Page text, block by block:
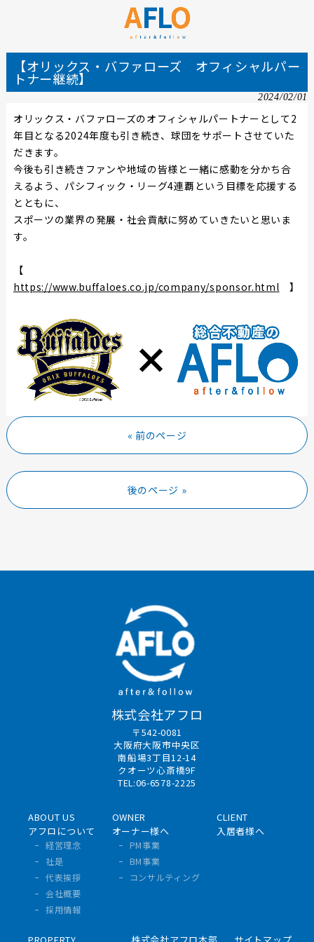
【オリックス・バファローズ オフィシャルパー
トナー継続】
2024/02/01
オリックス・バファローズのオフィシャルパートナーとして 2
年目となる2024年度も引き続き、球団をサポートさせていた
だきます。
今後も引き続きファンや地域の皆様と一緒に感動を分かち合
えるよう、 パシフィック・リーグ4連覇という目標を応援する
とともに、
スポーツの業界の発展・社会貢献に努めていきたいと思いま
す。
【
https://www.buffaloes.co.jp/company/sponsor.html 】
« 前のページ
後のページ »
株式会社アフロ
〒542-0081
大阪府大阪市中央区
南船場3丁目12-14
クオーツ心斎橋9F
TEL:06-6578-2225
ABOUT US
アフロについて
経営理念
社是
代表挨拶
会社概要
採用情報
OWNER
オーナー様へ
PM事業
BM事業
コンサルティング
CLIENT
入居者様へ